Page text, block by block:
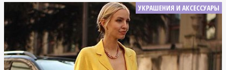
УКРАШЕНИЯ И АКСЕССУАРЫ